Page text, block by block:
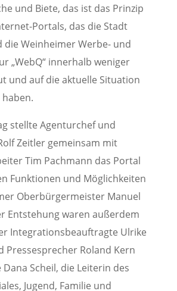
und Biete, das ist das Prinzip
Portals, das die Stadt
die Weinheimer Werbe- und
„WebQ“ innerhalb weniger
und auf die aktuelle Situation
stellte Agenturchef und
Zeitler gemeinsam mit
Tim Pachmann das Portal
Funktionen und Möglichkeiten
Oberbürgermeister Manuel
Entstehung waren außerdem
Integrationsbeauftragte Ulrike
Pressesprecher Roland Kern
Scheil, die Leiterin des
Jugend, Familie und